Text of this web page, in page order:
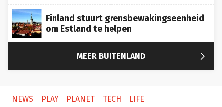
Finland stuurt grensbewakingseenheid
om Estland te helpen
MEER BUITENLAND 
NEWS PLAY PLANET TECH LIFE